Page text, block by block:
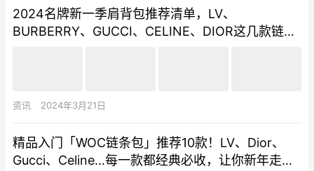
2024名牌新一季肩背包推荐清单，LV、
BURBERRY、GUCCI、CELINE、DIOR这几款链带
资讯 2024年3月21日
精品入门「WOC链条包」推荐10款！LV、Dior、
Gucci、Celine…每一款都经典必收，让你新年走春